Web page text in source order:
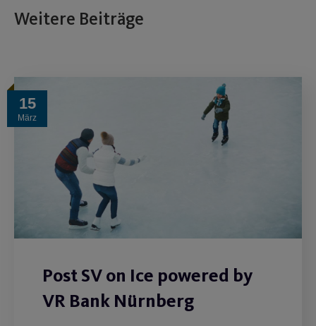
Weitere Beiträge
15
März
Post SV on Ice powered by
VR Bank Nürnberg